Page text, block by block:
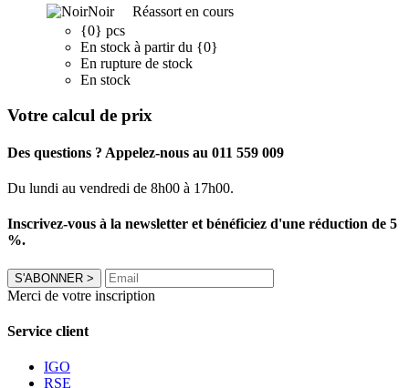
Noir
Réassort en cours
{0} pcs
En stock à partir du {0}
En rupture de stock
En stock
Votre calcul de prix
Des questions ? Appelez-nous au 011 559 009
Du lundi au vendredi de 8h00 à 17h00.
Inscrivez-vous à la newsletter et bénéficiez d'une réduction de 5
%.
S'ABONNER >
Merci de votre inscription
Service client
IGO
RSE